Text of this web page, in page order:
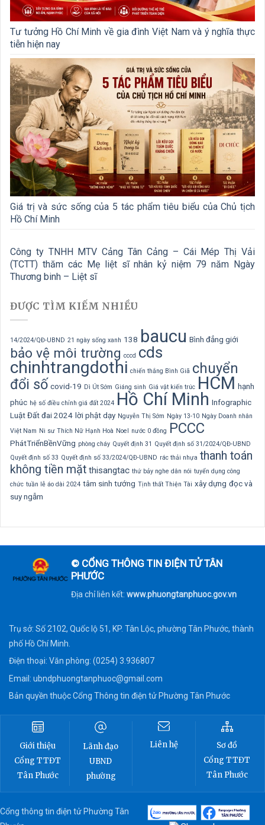
Tư tưởng Hồ Chí Minh về gia đình Việt Nam và ý nghĩa thực
tiễn hiện nay
Giá trị và sức sống của 5 tác phẩm tiêu biểu của Chủ tịch
Hồ Chí Minh
Công ty TNHH MTV Cảng Tân Cảng – Cái Mép Thị Vải
(TCTT) thăm các Mẹ liệt sĩ nhân kỷ niệm 79 năm Ngày
Thương binh – Liệt sĩ
ĐƯỢC TÌM KIẾM NHIỀU
14/2024/QĐ-UBND 21 ngày sống xanh 138 baucu Bình đẳng giới
bảo vệ môi trường cccd cds
chinhtrangdothi chiến thắng Bình Giã chuyển
đổi số covid-19 Dì Út Sớm Giáng sinh Giá vật kiến trúc HCM hạnh
phúc hệ số điều chỉnh giá đất 2024 Hồ Chí Minh Infographic
Luật Đất đai 2024 lời phật dạy Nguyễn Thị Sớm Ngày 13-10 Ngày Doanh nhân
Việt Nam Ni sư Thích Nữ Hạnh Hoà Noel nước 0 đồng PCCC
PhátTriểnBềnVững phòng cháy Quyết định 31 Quyết định số 31/2024/QĐ-UBND
Quyết định số 33 Quyết định số 33/2024/QĐ-UBND rác thải nhựa thanh toán
không tiền mặt thisangtac thứ bảy nghe dân nói tuyển dụng công
chức tuần lễ áo dài 2024 tâm sinh tướng Tịnh thất Thiện Tài xây dựng đọc và
suy ngẫm
© CỔNG THÔNG TIN ĐIỆN TỬ TÂN
PHƯỚC
Địa chỉ liên kết: www.phuongtanphuoc.gov.vn
Trụ sở: Số 2102, Quốc lộ 51, KP. Tân Lộc, phường Tân Phước, thành
phố Hồ Chí Minh.
Điện thoại: Văn phòng: (0254) 3.936807
Email: ubndphuongtanphuoc@gmail.com
Bản quyền thuộc Cổng Thông tin điện tử Phường Tân Phước
Giới thiệu
Cổng TTĐT
Tân Phước
Lãnh đạo
UBND
phường
Liên hệ
Sơ đồ
Cổng TTĐT
Tân Phước
Cổng thông tin điện tử Phường Tân